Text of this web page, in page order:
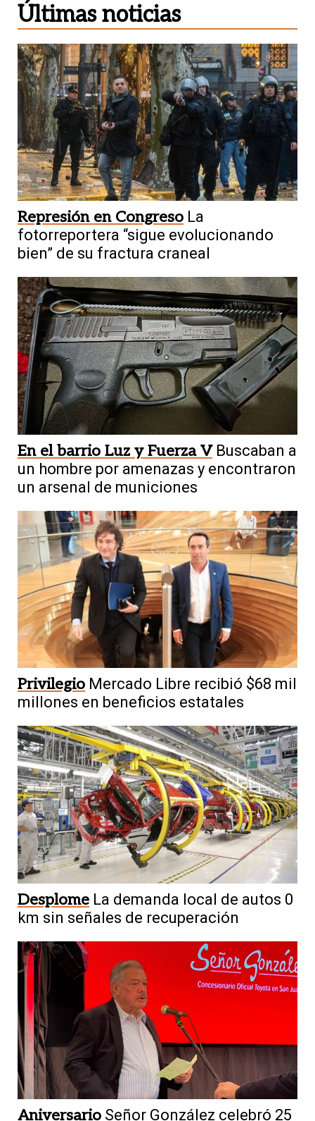
Últimas noticias
Represión en Congreso La
fotorreportera “sigue evolucionando
bien” de su fractura craneal
En el barrio Luz y Fuerza V Buscaban a
un hombre por amenazas y encontraron
un arsenal de municiones
Privilegio Mercado Libre recibió $68 mil
millones en beneficios estatales
Desplome La demanda local de autos 0
km sin señales de recuperación
Aniversario Señor González celebró 25